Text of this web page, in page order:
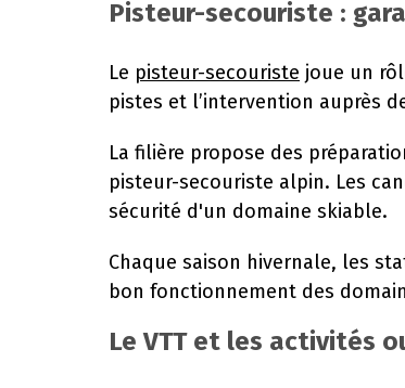
Pisteur-secouriste :
Le pisteur-secouriste joue un
pistes et l’intervention auprès
La filière propose des
pisteur-secouriste alpin. Les
sécurité d'un domaine skiable.
Chaque saison hivernale, les
bon fonctionnement des
Le VTT et les activités